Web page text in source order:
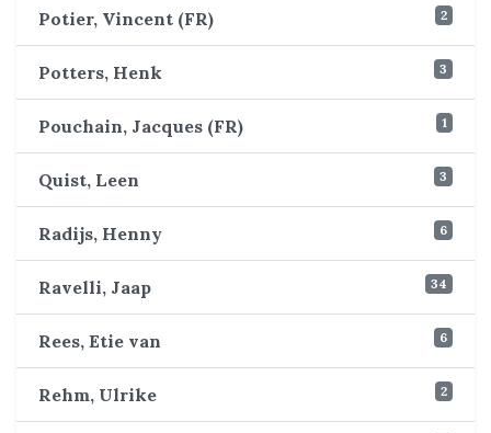
Potier, Vincent (FR) 2
Potters, Henk 3
Pouchain, Jacques (FR) 1
Quist, Leen 3
Radijs, Henny 6
Ravelli, Jaap 34
Rees, Etie van 6
Rehm, Ulrike 2